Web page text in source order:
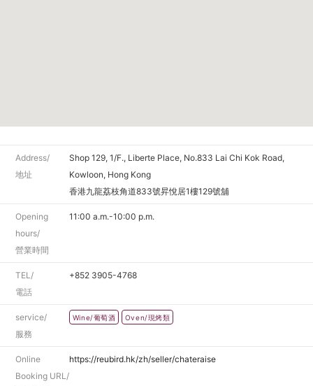
Address/
地址
Shop 129, 1/F., Liberte Place, No.833 Lai Chi Kok Road,
Kowloon, Hong Kong
香港九龍荔枝角道833號昇悅居1樓129號舖
Opening
hours/
營業時間
11:00 a.m.-10:00 p.m.
TEL/
電話
+852 3905-4768
service/
服務
Wine/葡萄酒 Oven/現烤類
Online
Booking URL/
https://reubird.hk/zh/seller/chateraise